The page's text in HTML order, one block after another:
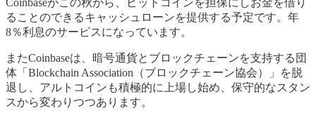
Coinbaseがこの秋から、ビットコインを担保にしお金を借り
ることのできるキャッシュローンを提供する予定です。年
8％利息のサービスになっています。
またCoinbaseは、暗号通貨とブロックチェーンを支持する団
体「Blockchain Association（ブロックチェーン協会）」を脱
退し、アルトコインも積極的に上場し始め、保守的なスタン
スから変わりつつあります。